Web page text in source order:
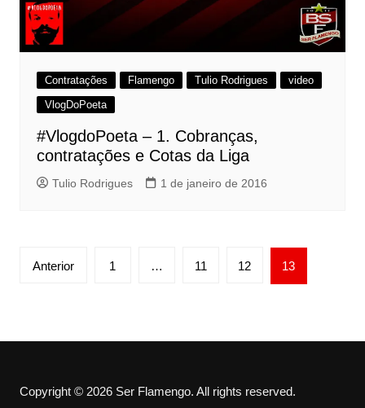
Contratações Flamengo Tulio Rodrigues
video
VlogDoPoeta
#VlogdoPoeta – 1. Cobranças,
contratações e Cotas da Liga
Tulio Rodrigues 1 de janeiro de 2016
Paginação
Anterior 1 … 11 12 13
Copyright © 2026 Ser Flamengo. All rights reserved.